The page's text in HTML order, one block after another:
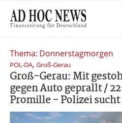
Thema: Donnerstagmorgen
POL-DA, Groß-Gerau
Groß-Gerau: Mit
gegen Auto geprallt /
Promille - Polizei